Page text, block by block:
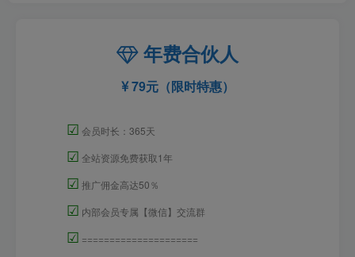
年费合伙人
79元（限时特惠）
☑ 会员时长：365天
☑ 全站资源免费获取1年
☑ 推广佣金高达50％
☑ 内部会员专属【微信】交流群
☑ =====================